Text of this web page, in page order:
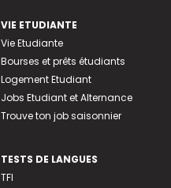
VIE ETUDIANTE
Vie Etudiante
Bourses et prêts étudiants
Logement Etudiant
Jobs Etudiant et Alternance
Trouve ton job saisonnier
TESTS DE LANGUES
TFI